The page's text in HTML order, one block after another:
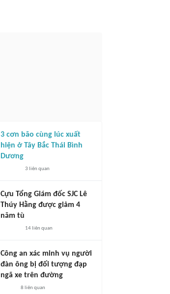
3 cơn bão cùng lúc xuất
hiện ở Tây Bắc Thái Bình
Dương
3 liên quan
Cựu Tổng Giám đốc SJC Lê
Thúy Hằng được giảm 4
năm tù
14 liên quan
Công an xác minh vụ người
đàn ông bị đối tượng đạp
ngã xe trên đường
8 liên quan